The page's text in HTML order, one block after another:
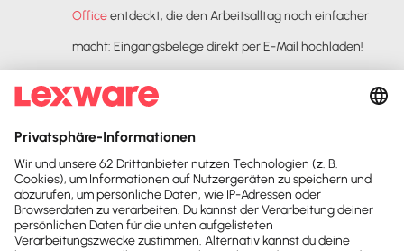
Officeentdeckt, die den Arbeitsalltag noch einfacher
macht: Eingangsbelege direkt per E-Mail hochladen!
In meinem kurzen Video zeige ich euch, wie easy
das funktioniert und wie es den gesamten
Buchhaltungsprozess beschleunigen kann. Für alle, die
Wert auf Effizienz legen, ist das hier wirklich ein geiler